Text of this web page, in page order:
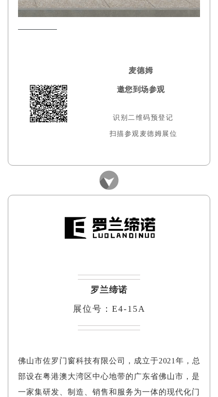
麦德姆
邀您到场参观
识别二维码预登记
扫描参观麦德姆展位
罗兰缔诺
展位号：E4-15A
佛山市佐罗门窗科技有限公司，成立于2021年，总
部设在粤港澳大湾区中心地带的广东省佛山市，是
一家集研发、制造、销售和服务为一体的现代化门